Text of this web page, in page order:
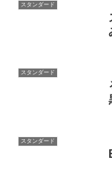
スタンダード
スタンダード
スタンダード